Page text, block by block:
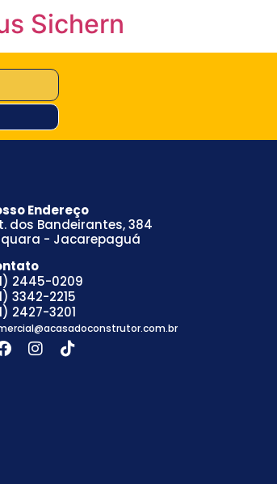
Sichern
Endereço
dos Bandeirantes, 384
- Jacarepaguá
2445-0209
3342-2215
2427-3201